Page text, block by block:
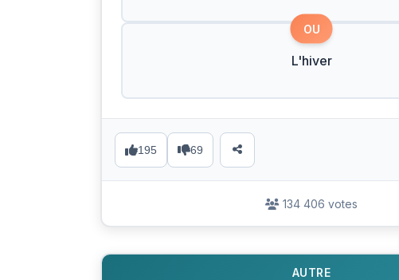
OU
L'hiver
195 69
134 406 votes
AUTRE